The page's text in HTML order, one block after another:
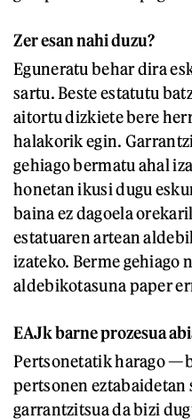
Zer esan nahi duzu?
Eguneratu behar dira
sartu. Beste estatutu
aitortu dizkiete bere
halakorik egin.
gehiago bermatu ahal
honetan ikusi dugu
baina ez dagoela
estatuaren artean
izateko. Berme gehiago
aldebikotasuna paper
EAJk barne prozesua
Pertsonetatik harago
pertsonen
garrantzitsua da bizi